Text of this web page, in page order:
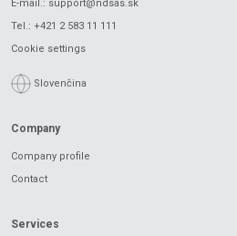
E-mail.: support@ndsas.sk
Tel.: +421 2 583 11 111
Cookie settings
Slovenčina
Company
Company profile
Contact
Services